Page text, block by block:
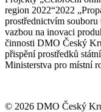
region 2022“2022
prostřednictvím
vazbou na inovaci
činnosti DMO Český
přispění prostředků
Ministerstva pro místní
© 2026 DMO Český